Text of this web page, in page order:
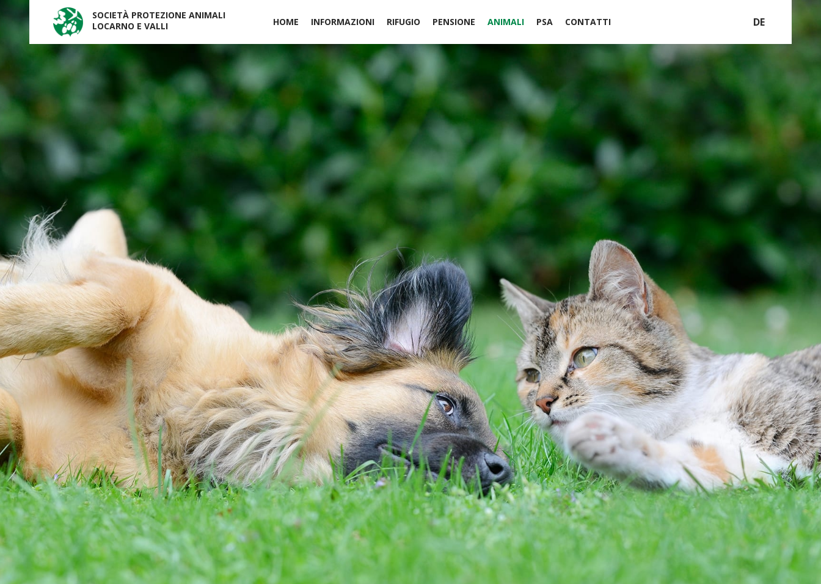
SOCIETÀ PROTEZIONE ANIMALI
LOCARNO E VALLI
HOME INFORMAZIONI RIFUGIO PENSIONE ANIMALI PSA CONTATTI DE